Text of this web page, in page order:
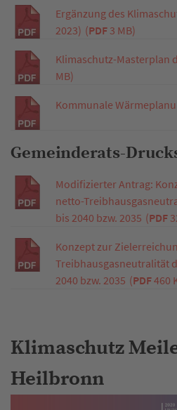
Ergänzung des
2023) (PDF 3 MB)
Klimaschutz-Masterplan
MB)
Kommunale
Gemeinderats-
Modifizierter Antrag:
netto-
bis 2040 bzw. 2035 (PDF
Konzept zur
Treibhausgasneutralität
2040 bzw. 2035 (PDF460
Klimaschutz
Heilbronn